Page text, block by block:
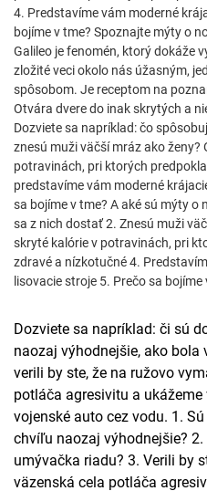
4. Predstavíme vám moderné
bojíme v tme? Spoznajte mýty o
Galileo je fenomén, ktorý dokáže
zložité veci okolo nás úžasným,
spôsobom. Je receptom na
Otvára dvere do inak skrytých a
Dozviete sa napríklad: čo
znesú muži väčší mráz ako ženy?
potravinách, pri ktorých
predstavíme vám moderné
sa bojíme v tme? A aké sú mýty o
sa z nich dostať 2. Znesú muži
skryté kalórie v potravinách, pri
zdravé a nízkotučné 4.
lisovacie stroje 5. Prečo sa
Dozviete sa napríklad: či sú
naozaj výhodnejšie, ako
verili by ste, že na ružovo
potláča agresivitu a
vojenské auto cez vodu. 1.
chvíľu naozaj výhodnejšie?
umývačka riadu? 3. Verili by
väzenská cela potláča